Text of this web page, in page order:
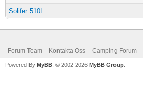
Solifer 510L
Forum Team Kontakta Oss Camping Forum
Powered By MyBB , © 2002-2026 MyBB Group